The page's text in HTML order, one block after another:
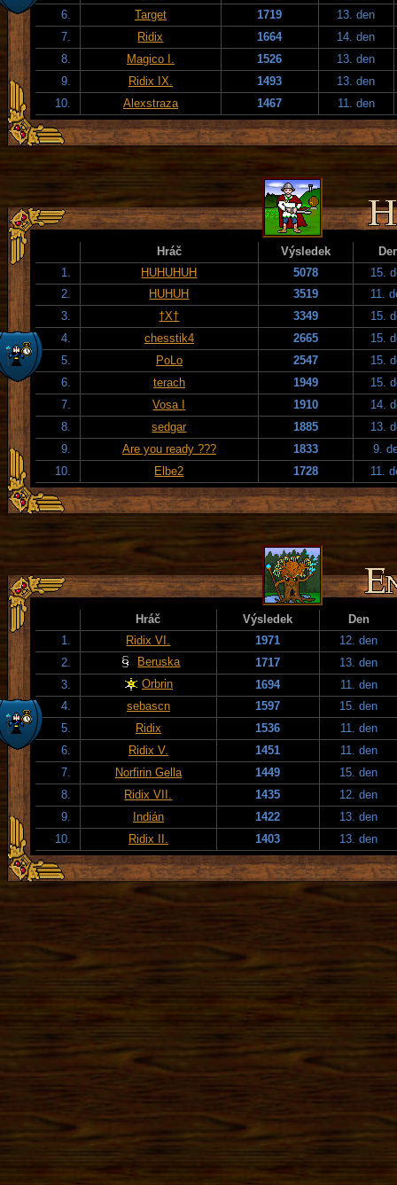
6.
Target 1719
13. den
7.
Ridix 1664
14. den
8.
Magico I. 1526
13. den
9.
Ridix IX. 1493
13. den
10.
Alexstraza 1467 11. den
Hráč Výsledek
1.
HUHUHUH 5078
15.
2.
HUHUH 3519
11.
3.
†X† 3349
15.
4.
chesstik4 2665
15.
5.
PoLo 2547
15.
6.
terach 1949
15.
7.
Vosa I 1910
14.
8.
sedgar 1885
13.
9.
Are you ready ??? 1833
9.
10.
Elbe2 1728 11.
Hráč Výsledek
Den
1.
Ridix VI. 1971
12. den
2.
Beruska 1717
13. den
3.
Orbrin 1694
11. den
4.
sebascn 1597
15. den
5.
Ridix 1536
11. den
6.
Ridix V. 1451
11. den
7.
Norfirin Gella 1449
15. den
8.
Ridix VII. 1435
12. den
9.
Indián 1422
13. den
10.
Ridix II. 1403 13. den